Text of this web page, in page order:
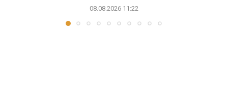
08.08.2026 11:22